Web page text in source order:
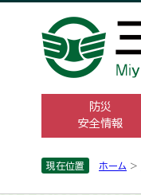
防災
安全情報
現在位置 ホーム >